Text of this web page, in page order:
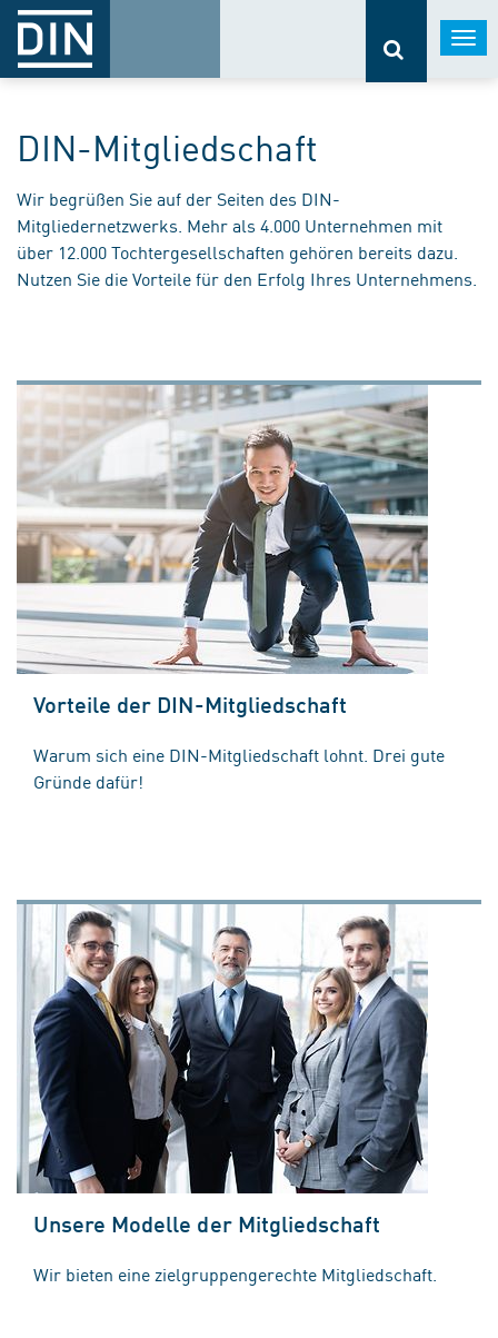
DIN-Mitgliedschaft
Wir begrüßen Sie auf der Seiten des DIN-
Mitgliedernetzwerks. Mehr als 4.000 Unternehmen mit
über 12.000 Tochtergesellschaften gehören bereits dazu.
Nutzen Sie die Vorteile für den Erfolg Ihres Unternehmens.
Vorteile der DIN-Mitgliedschaft
Warum sich eine DIN-Mitgliedschaft lohnt. Drei gute
Gründe dafür!
Unsere Modelle der Mitgliedschaft
Wir bieten eine zielgruppengerechte Mitgliedschaft.